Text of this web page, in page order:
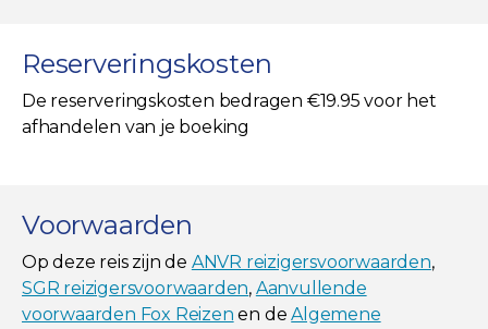
Reserveringskosten
De reserveringskosten bedragen €19.95 voor het
afhandelen van je boeking
Voorwaarden
Op deze reis zijn de ANVR reizigersvoorwaarden,
SGR reizigersvoorwaarden, Aanvullende
voorwaarden Fox Reizen en deAlgemene